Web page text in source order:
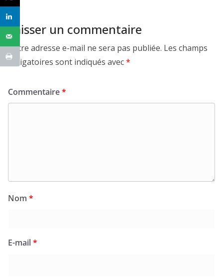
Laisser un commentaire
Votre adresse e-mail ne sera pas publiée. Les champs
obligatoires sont indiqués avec*
Commentaire*
Nom *
E-mail*